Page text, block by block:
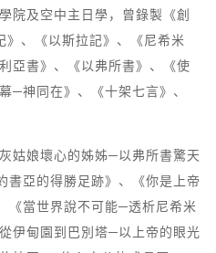
院及空中主日學，曾錄製《創
》、《以斯拉記》、《尼希米
亞書》、《以弗所書》、《使
─神同在》、《十架七言》、
姑娘壞心的姊姊─以弗所書驚天
書亞的得勝足跡》、《你是上帝
《當世界說不可能─透析尼希米
伊甸園到巴別塔─以上帝的眼光